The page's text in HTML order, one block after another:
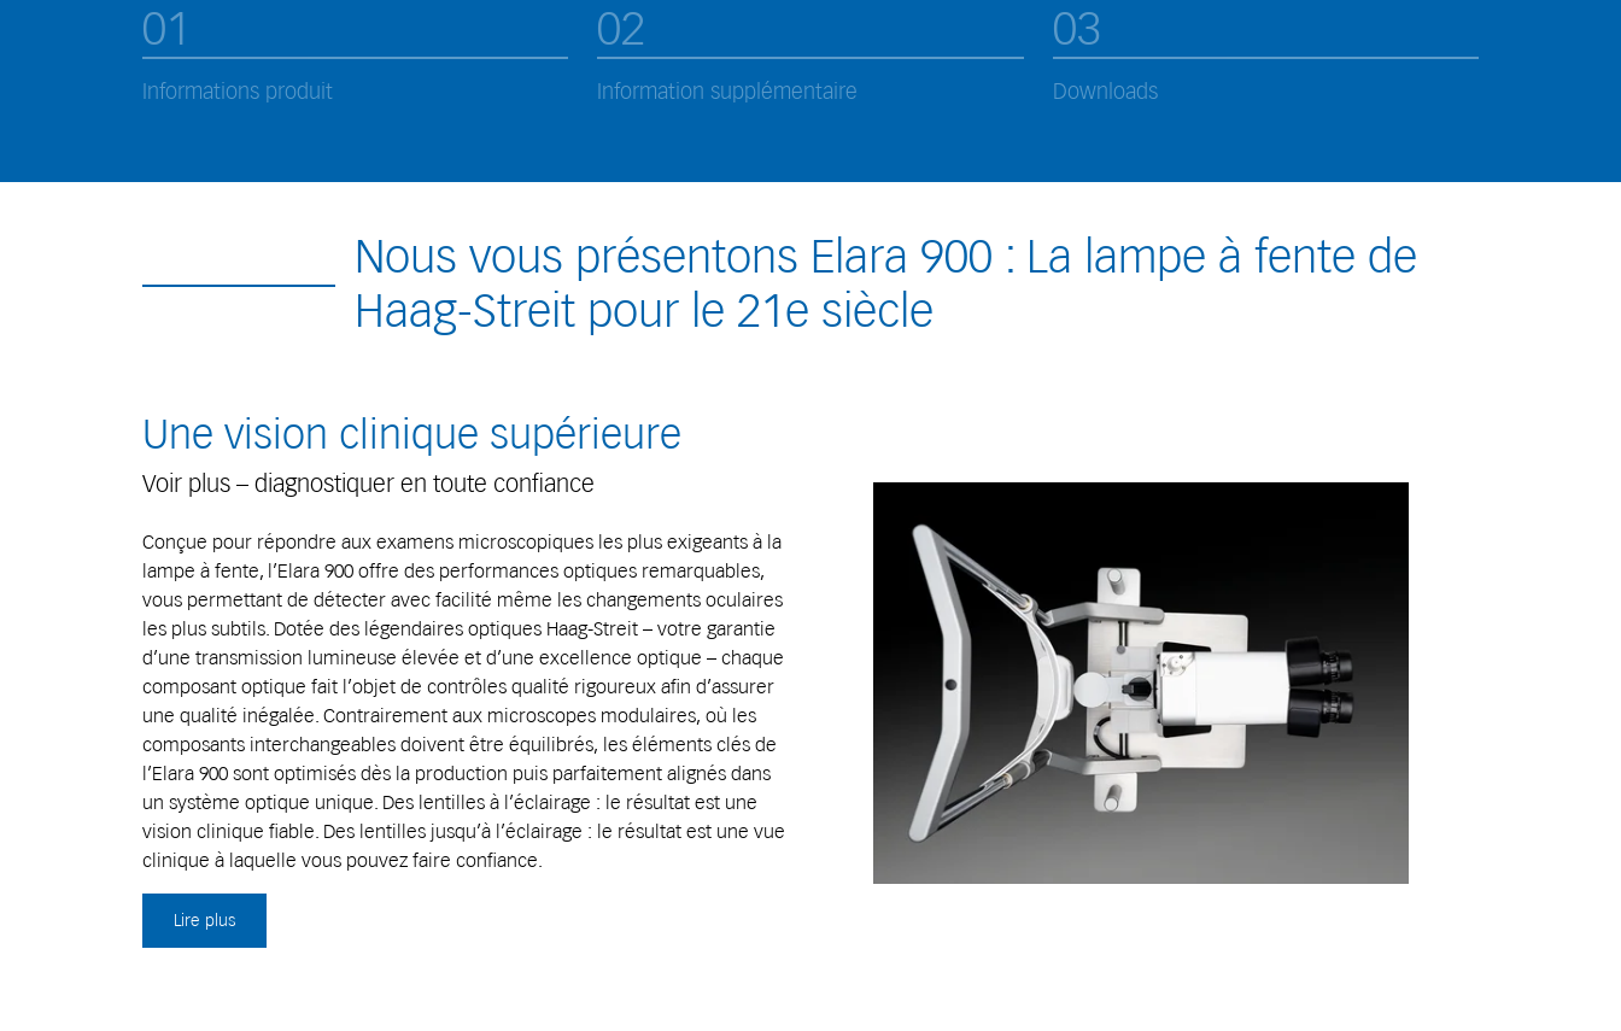
01
Informations produit
02
Information supplémentaire
03
Downloads
Nous vous présentons Elara 900 : La lampe à fente de
Haag-Streit pour le 21e siècle
Une vision clinique supérieure
Voir plus – diagnostiquer en toute confiance
Conçue pour répondre aux examens microscopiques les plus exigeants à la
lampe à fente, l’Elara 900 offre des performances optiques remarquables,
vous permettant de détecter avec facilité même les changements oculaires
les plus subtils. Dotée des légendaires optiques Haag-Streit – votre garantie
d’une transmission lumineuse élevée et d’une excellence optique – chaque
composant optique fait l’objet de contrôles qualité rigoureux afin d’assurer
une qualité inégalée. Contrairement aux microscopes modulaires, où les
composants interchangeables doivent être équilibrés, les éléments clés de
l’Elara 900 sont optimisés dès la production puis parfaitement alignés dans
un système optique unique. Des lentilles à l’éclairage : le résultat est une
vision clinique fiable. Des lentilles jusqu’à l’éclairage : le résultat est une vue
clinique à laquelle vous pouvez faire confiance.
Lire plus